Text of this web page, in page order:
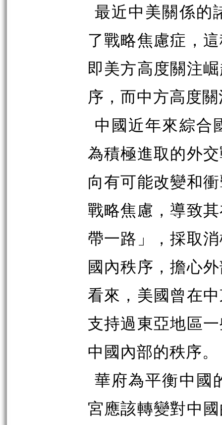
最近中美關係的
了戰略焦慮症，
即美方高度關注
序，而中方高度
中國近年來綜合
為積極進取的外
向有可能改變和
戰略焦慮，導致
帶一路」，採取
國內秩序，擔心
看來，美國曾在
支持過東亞地區
中國內部的秩序。
華府為平衡中國
宮應該轉變對中